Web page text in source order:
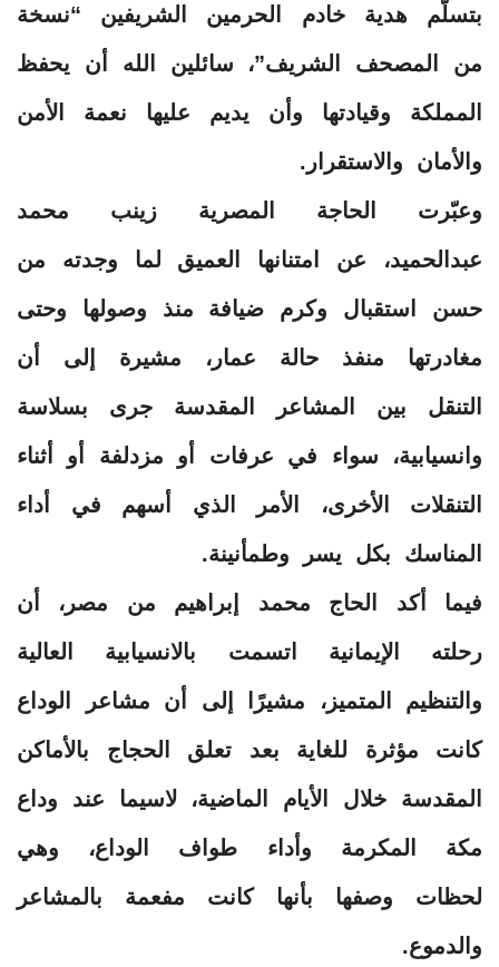
بتسلّم هدية خادم الحرمين الشريفين “نسخة
من المصحف الشريف”، سائلين الله أن يحفظ
المملكة وقيادتها وأن يديم عليها نعمة الأمن
والأمان والاستقرار.
وعبّرت الحاجة المصرية زينب محمد
عبدالحميد، عن امتنانها العميق لما وجدته من
حسن استقبال وكرم ضيافة منذ وصولها وحتى
مغادرتها منفذ حالة عمار، مشيرة إلى أن
التنقل بين المشاعر المقدسة جرى بسلاسة
وانسيابية، سواء في عرفات أو مزدلفة أو أثناء
التنقلات الأخرى، الأمر الذي أسهم في أداء
المناسك بكل يسر وطمأنينة.
فيما أكد الحاج محمد إبراهيم من مصر، أن
رحلته الإيمانية اتسمت بالانسيابية العالية
والتنظيم المتميز، مشيرًا إلى أن مشاعر الوداع
كانت مؤثرة للغاية بعد تعلق الحجاج بالأماكن
المقدسة خلال الأيام الماضية، لاسيما عند وداع
مكة المكرمة وأداء طواف الوداع، وهي
لحظات وصفها بأنها كانت مفعمة بالمشاعر
والدموع.